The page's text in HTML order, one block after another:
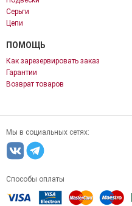
Серьги
Цепи
ПОМОЩЬ
Как зарезервировать заказ
Гарантии
Возврат товаров
Мы в социальных сетях:
Способы оплаты